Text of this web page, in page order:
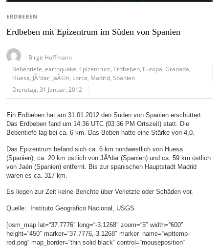
ERDBEBEN
Erdbeben mit Epizentrum im Süden von Spanien
Birgit Hoffmann
Bebentiefe ,earthquake Epizentrum Erdbeben Europa ,Granada
Huesa JÃ³dar JaÃ©n Lorca Madrid ,Spanien
Dienstag, 31 Januar, 2012
Ein Erdbeben hat am 31.01.2012 den Süden von Spanien erschüttert.
Das Erdbeben fand um 14:36 UTC (03:36 PM Ortszeit) statt. Die
Bebentiefe lag bei ca. 6 km. Das Beben hatte eine Stärke von 4,0.
Das Epizentrum befand sich ca. 6 km nordwestlich von Huesa
(Spanien), ca. 20 km östlich von JÃ³dar (Spanien) und ca. 59 km östlich
von Jaén (Spanien) entfernt. Bis zur spanischen Hauptstadt Madrid
waren es ca. 317 km.
Es liegen zur Zeit keine Berichte über Verletzte oder Schäden vor.
Quelle: Instituto Geografico Nacional, USGS
[osm_map lat=“37.7776″ long=“-3.1268″ zoom=“5″ width=“600″
height=“450″ marker=“37.7776,-3.1268″ marker_name=“wpttemp-
red.png“ map_border=“thin solid black“ control=“mouseposition“